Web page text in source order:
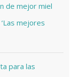
de mejor miel
mejores
para las